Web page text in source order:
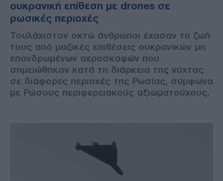
ουκρανική επίθεση με drones σε
ρωσικές περιοχές
Τουλάχιστον οκτώ άνθρωποι έχασαν τη ζωή
τους από μαζικές επιθέσεις ουκρανικών μη
επανδρωμένων αεροσκαφών που
σημειώθηκαν κατά τη διάρκεια της νύχτας
σε διάφορες περιοχές της Ρωσίας, σύμφωνα
με Ρώσους περιφερειακούς αξιωματούχους.